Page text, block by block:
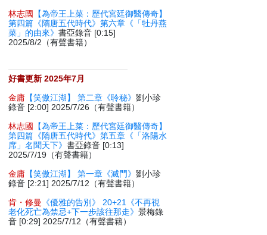
林志國
【為帝王上菜：歷代宮廷御醫傳奇】
第四篇《隋唐五代時代》第六章《「牡丹燕
菜」的由來》書亞錄音 [0:15]
2025/8/2（有聲書籍）
好書更新 2025年7月
金庸 【笑傲江湖】 第二章《聆秘》劉小珍
錄音 [2:00] 2025/7/26（有聲書籍）
林志國
【為帝王上菜：歷代宮廷御醫傳奇】
第四篇《隋唐五代時代》第五章《「洛陽水
席」名聞天下》書亞錄音 [0:13]
2025/7/19（有聲書籍）
金庸 【笑傲江湖】 第一章《滅門》劉小珍
錄音 [2:21] 2025/7/12（有聲書籍）
肯・修曼
《優雅的告別》 20+21《不再視
老化死亡為禁忌+下一步該往那走》景梅錄
音 [0:29] 2025/7/12（有聲書籍）